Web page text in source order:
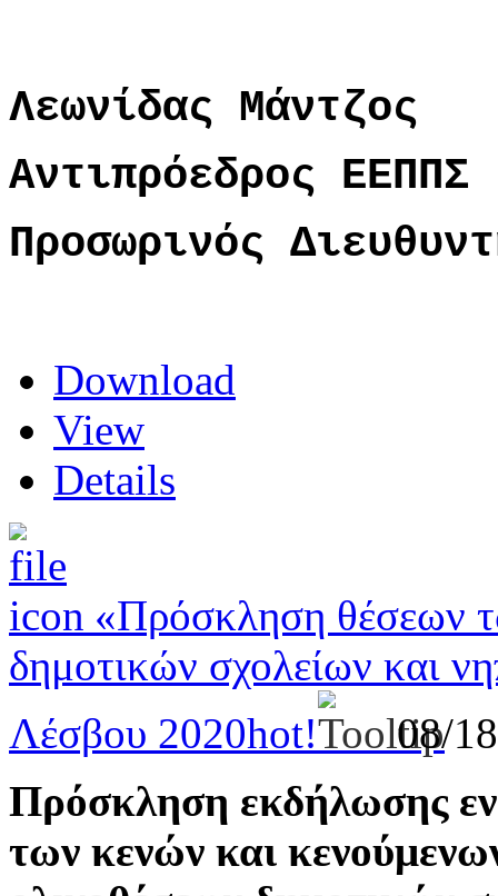
Λεωνίδας Μάντζος
Αντιπρόεδρος ΕΕΠΠΣ
Προσωρινός
Download
View
Details
«Πρόσκληση θέσεων
δημοτικών σχολείων και
Λέσβου 2020hot!
08/
Πρόσκληση εκδήλωσης
των κενών και